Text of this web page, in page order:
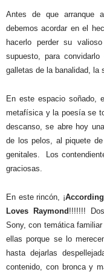
Antes de que arranque
debemos acordar en el
hacerlo perder su
supuesto, para
galletas de la banalidad, la
En este espacio soñado,
metafísica y la poesía se
descanso, se abre hoy
de los pelos, al piquete
genitales.
Los
graciosas.
En este rincón, ¡
Loves Raymond !!!!!!!
Sony, con temática
ellas porque se lo
hasta dejarlas
contenido, con bronca y